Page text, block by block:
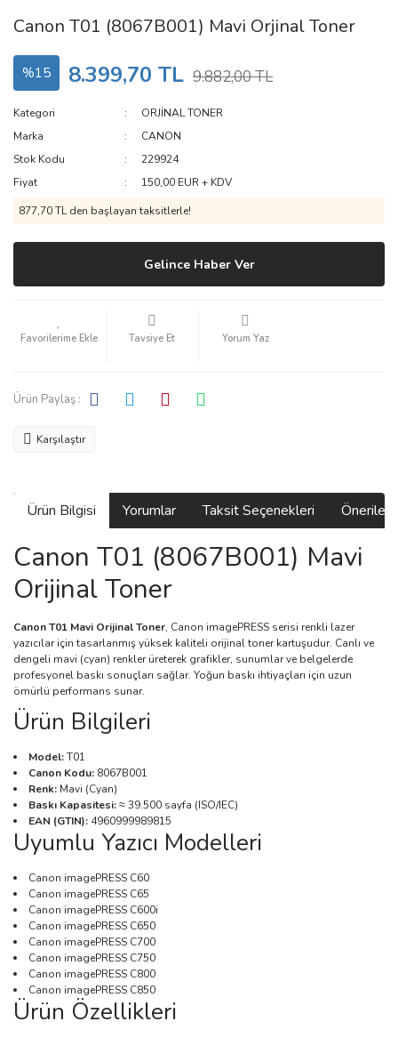
Canon T01 (8067B001) Mavi Orjinal Toner
%15 8.399,70 TL 9.882,00 TL
Kategori
ORJİNAL TONER
Marka
CANON
Stok Kodu
229924
Fiyat
150,00 EUR + KDV
877,70 TL den başlayan taksitlerle!
Gelince Haber Ver
Tavsiye Et Yorum Yaz
Ürün Paylaş :
Karşılaştır
Ürün Bilgisi Yorumlar Taksit Seçenekleri
Canon T01 (8067B001) Mavi
Orijinal Toner
Canon T01 Mavi Orijinal Toner, Canon imagePRESS serisi renkli lazer
yazıcılar için tasarlanmış yüksek kaliteli orijinal toner kartuşudur. Canlı ve
dengeli mavi (cyan) renkler üreterek grafikler, sunumlar ve belgelerde
profesyonel baskı sonuçları sağlar. Yoğun baskı ihtiyaçları için uzun
ömürlü performans sunar.
Ürün Bilgileri
Model:T01
Canon Kodu: 8067B001
Renk: Mavi (Cyan)
Baskı Kapasitesi:≈ 39.500 sayfa (ISO/IEC)
EAN (GTIN): 4960999989815
Uyumlu Yazıcı Modelleri
Canon imagePRESS C60
Canon imagePRESS C65
Canon imagePRESS C600i
Canon imagePRESS C650
Canon imagePRESS C700
Canon imagePRESS C750
Canon imagePRESS C800
Canon imagePRESS C850
Ürün Özellikleri